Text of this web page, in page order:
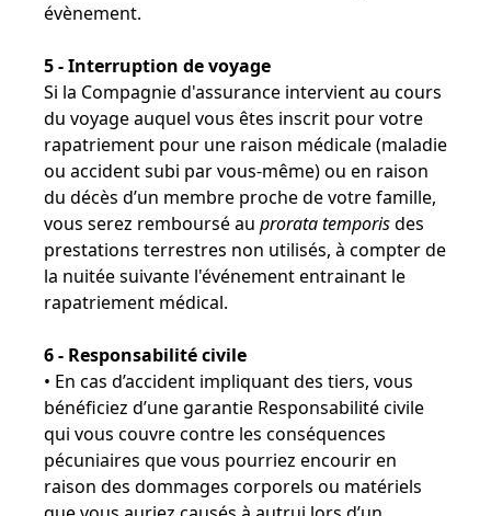
évènement.
5 - Interruption de voyage
Si la Compagnie d'assurance intervient au cours
du voyage auquel vous êtes inscrit pour votre
rapatriement pour une raison médicale (maladie
ou accident subi par vous-même) ou en raison
du décès d’un membre proche de votre famille,
vous serez remboursé au prorata temporisdes
prestations terrestres non utilisés, à compter de
la nuitée suivante l'événement entrainant le
rapatriement médical.
6 - Responsabilité civile
• En cas d’accident impliquant des tiers, vous
bénéficiez d’une garantie Responsabilité civile
qui vous couvre contre les conséquences
pécuniaires que vous pourriez encourir en
raison des dommages corporels ou matériels